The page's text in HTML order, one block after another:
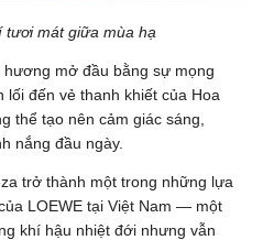
tươi mát giữa mùa hạ
hương mở đầu bằng sự mọng
đến vẻ thanh khiết của Hoa
thể tạo nên cảm giác sáng,
nắng đầu ngày.
trở thành một trong những lựa
LOEWE tại Việt Nam — một
khí hậu nhiệt đới nhưng vẫn